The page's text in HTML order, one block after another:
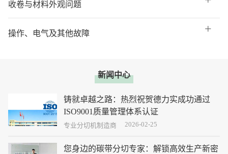
收卷与材料外观问题
操作、电气及其他故障
新闻中心
铸就卓越之路：热烈祝贺德力实成功通过
ISO9001质量管理体系认证
这不仅是德力实发展史上一个熠熠生辉的里程碑，更
严宣言。
专业分切机制造商 2026-02-25
您身边的碳带分切专家：解锁高效生产新密